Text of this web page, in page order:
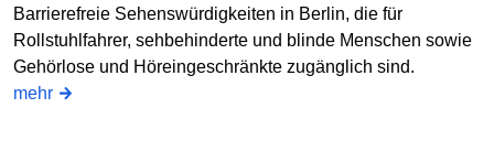
Barrierefreie Sehenswürdigkeiten in Berlin, die für
Rollstuhlfahrer, sehbehinderte und blinde Menschen sowie
Gehörlose und Höreingeschränkte zugänglich sind.
mehr